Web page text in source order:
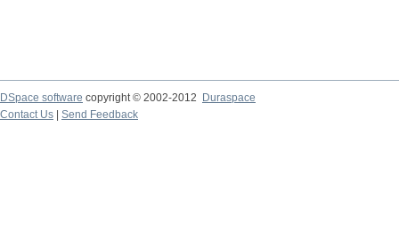
DSpace software copyright © 2002-2012
Duraspace
Contact Us
Send Feedback